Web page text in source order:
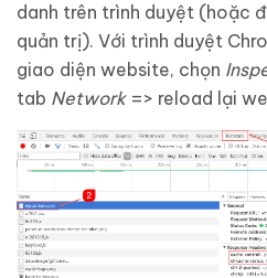
danh trên trình duyệt (hoặc
quản trị). Với trình duyệt
giao diện website, chọn
tab Network=> reload lại